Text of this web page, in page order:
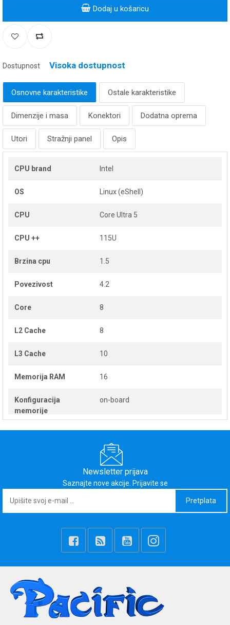
Dodaj u košaricu
Dostupnost Visoka dostupnost
Osnovne karakteristike Ostale karakteristike
Dimenzije i masa Konektori Dodatna oprema
Utori Stražnji panel Opis
CPU brand Intel
OS Linux (eShell)
CPU Core Ultra 5
CPU ++ 115U
Brzina cpu 1.5
Povezivost 4.2
Core 8
L2 Cache 8
L3 Cache 10
Memorija RAM 16
Konfiguracija
memorije
on-board
16
Broj memorijskih
utora
0
Antiglare, IPS, Acer ComfyView
Tip slušalica 1920x1080
Naziv rezolucije FHD
Newsletter prijava
Saznajte nove akcije. Prijavite se
Pretplata